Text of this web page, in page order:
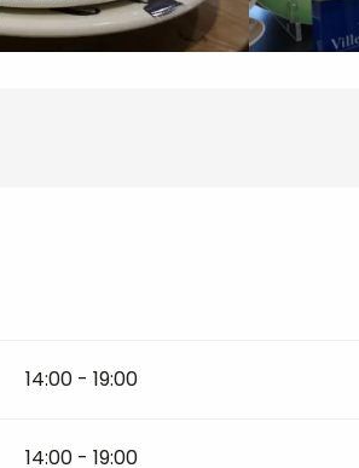
14:00 - 19:00
14:00 - 19:00